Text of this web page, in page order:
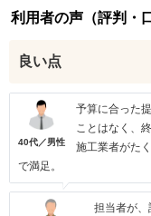
利用者の声（評判・
良い点
40代／男性
予算に合った
ことはなく、
施工業者がた
で満足。
担当者が